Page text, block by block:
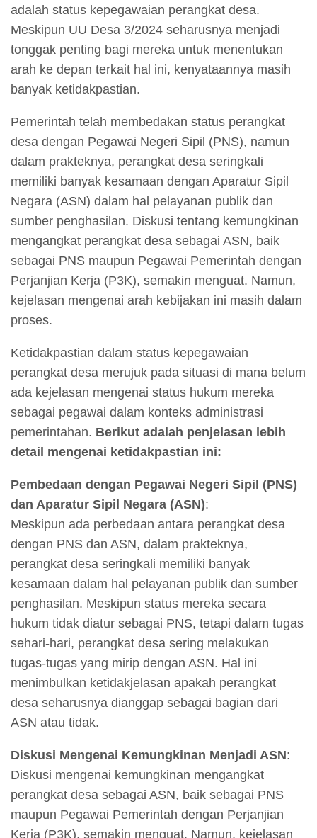
adalah status kepegawaian perangkat desa.
Meskipun UU Desa 3/2024 seharusnya menjadi
tonggak penting bagi mereka untuk menentukan
arah ke depan terkait hal ini, kenyataannya masih
banyak ketidakpastian.
Pemerintah telah membedakan status perangkat
desa dengan Pegawai Negeri Sipil (PNS), namun
dalam prakteknya, perangkat desa seringkali
memiliki banyak kesamaan dengan Aparatur Sipil
Negara (ASN) dalam hal pelayanan publik dan
sumber penghasilan. Diskusi tentang kemungkinan
mengangkat perangkat desa sebagai ASN, baik
sebagai PNS maupun Pegawai Pemerintah dengan
Perjanjian Kerja (P3K), semakin menguat. Namun,
kejelasan mengenai arah kebijakan ini masih dalam
proses.
Ketidakpastian dalam status kepegawaian
perangkat desa merujuk pada situasi di mana belum
ada kejelasan mengenai status hukum mereka
sebagai pegawai dalam konteks administrasi
pemerintahan. Berikut adalah penjelasan lebih
detail mengenai ketidakpastian ini:
Pembedaan dengan Pegawai Negeri Sipil (PNS)
dan Aparatur Sipil Negara (ASN):
Meskipun ada perbedaan antara perangkat desa
dengan PNS dan ASN, dalam prakteknya,
perangkat desa seringkali memiliki banyak
kesamaan dalam hal pelayanan publik dan sumber
penghasilan. Meskipun status mereka secara
hukum tidak diatur sebagai PNS, tetapi dalam tugas
sehari-hari, perangkat desa sering melakukan
tugas-tugas yang mirip dengan ASN. Hal ini
menimbulkan ketidakjelasan apakah perangkat
desa seharusnya dianggap sebagai bagian dari
ASN atau tidak.
Diskusi Mengenai Kemungkinan Menjadi ASN:
Diskusi mengenai kemungkinan mengangkat
perangkat desa sebagai ASN, baik sebagai PNS
maupun Pegawai Pemerintah dengan Perjanjian
Kerja (P3K), semakin menguat. Namun, kejelasan